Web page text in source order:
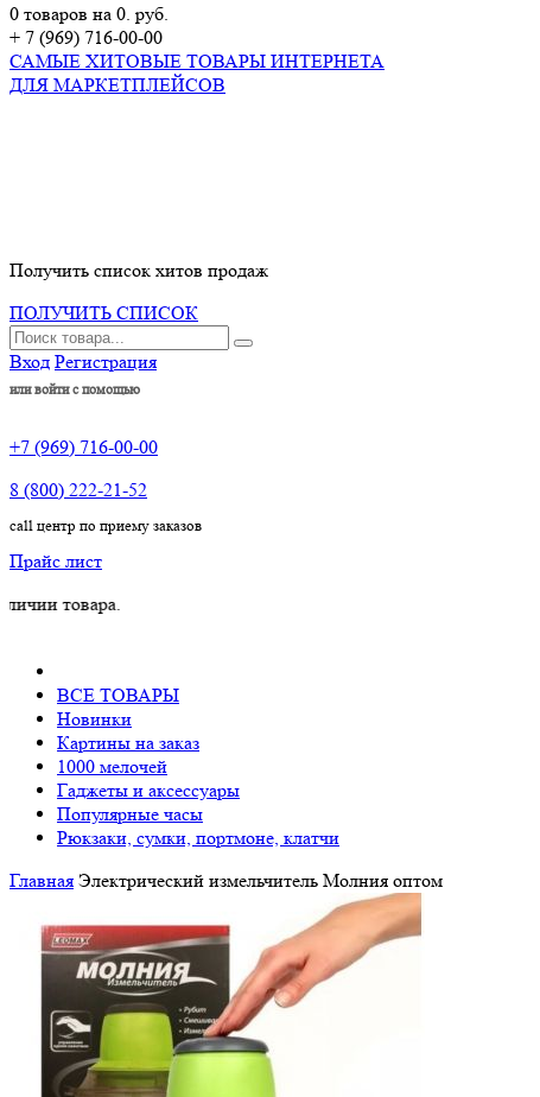
0 товаров на 0. руб.
+ 7 (969) 716-00-00
САМЫЕ ХИТОВЫЕ ТОВАРЫ ИНТЕРНЕТА
ДЛЯ МАРКЕТПЛЕЙСОВ
Получить список хитов продаж
ПОЛУЧИТЬ СПИСОК
Вход Регистрация
или войти с помощью
+7 (969) 716-00-00
8 (800) 222-21-52
call центр по приему заказов
Прайс лист
ВСЕ ТОВАРЫ
Новинки
Картины на заказ
1000 мелочей
Гаджеты и аксессуары
Популярные часы
Рюкзаки, сумки, портмоне, клатчи
Главная Электрический измельчитель Молния оптом